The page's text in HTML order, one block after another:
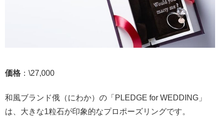
価格 ：\27,000
和風ブランド俄（にわか）の「PLEDGE for WEDDING」
は、大きな1粒石が印象的なプロポーズリングです。